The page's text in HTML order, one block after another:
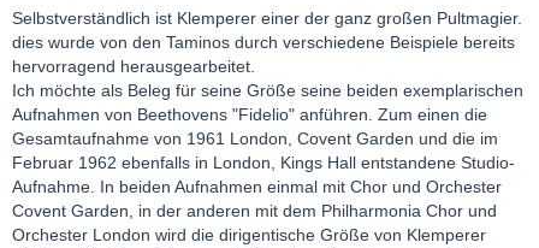
Selbstverständlich ist Klemperer einer der ganz großen Pultmagier.
dies wurde von den Taminos durch verschiedene Beispiele bereits
hervorragend herausgearbeitet.
Ich möchte als Beleg für seine Größe seine beiden exemplarischen
Aufnahmen von Beethovens "Fidelio" anführen. Zum einen die
Gesamtaufnahme von 1961 London, Covent Garden und die im
Februar 1962 ebenfalls in London, Kings Hall entstandene Studio-
Aufnahme. In beiden Aufnahmen einmal mit Chor und Orchester
Covent Garden, in der anderen mit dem Philharmonia Chor und
Orchester London wird die dirigentische Größe von Klemperer